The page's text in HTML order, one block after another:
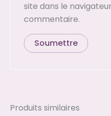
site dans le
commentaire.
Produits similaires